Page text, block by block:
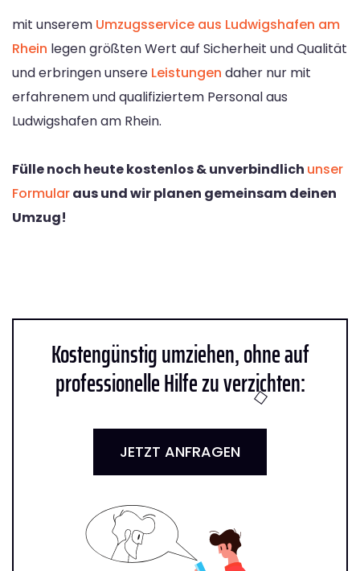
mit unserem Umzugsservice aus Ludwigshafen am
Rhein legen größten Wert auf Sicherheit und Qualität
und erbringen unsere Leistungen daher nur mit
erfahrenem und qualifiziertem Personal aus
Ludwigshafen am Rhein.
Fülle noch heute kostenlos & unverbindlich unser
Formularaus und wir planen gemeinsam deinen
Umzug!
Kostengünstig umziehen, ohne auf
professionelle Hilfe zu verzichten:
JETZT ANFRAGEN